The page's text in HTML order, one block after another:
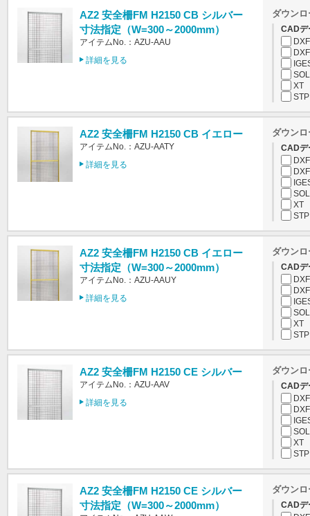
AZ2 安全柵FM H2150 CB シルバー
寸法指定（W=300～2000mm）
アイテムNo.：AZU-AAU
詳細を見る
ダウンロ
CADデ
DXF
XT
STP
AZ2 安全柵FM H2150 CB イエロー
アイテムNo.：AZU-AATY
詳細を見る
ダウンロ
CADデ
DXF
XT
STP
AZ2 安全柵FM H2150 CB イエロー
寸法指定（W=300～2000mm）
アイテムNo.：AZU-AAUY
詳細を見る
ダウンロ
CADデ
DXF
XT
STP
AZ2 安全柵FM H2150 CE シルバー
アイテムNo.：AZU-AAV
詳細を見る
ダウンロ
CADデ
DXF
XT
STP
AZ2 安全柵FM H2150 CE シルバー
寸法指定（W=300～2000mm）
ダウンロ
CADデ